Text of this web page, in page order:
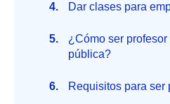
Dar clases para
¿Cómo ser
pública?
Requisitos para ser